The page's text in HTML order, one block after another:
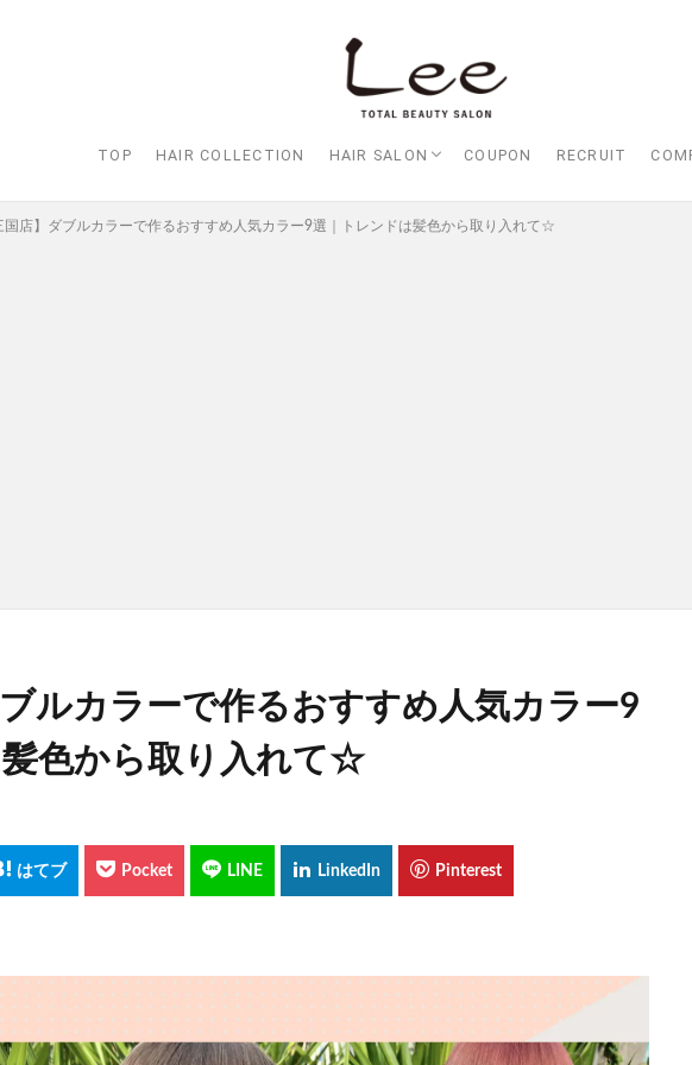
TOP HAIR COLLECTION HAIR SALON
Lee大阪店
Lee梅田店
Lee京橋店
Lee堀江店
Lee四ツ橋店
Lee天王寺店
Lee上新庄Vita店
Lee東三国店
Lee布施店
Lee枚方店
HARBOR （ハーバー）
Lee尼崎店
Lee甲子園店
COUPON RECRUIT
国店】ダブルカラーで作るおすすめ人気カラー9選｜トレンドは髪色から取り入れて☆
ブルカラーで作るおすすめ人気カラー9
色から取り入れて☆